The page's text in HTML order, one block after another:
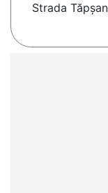
Strada